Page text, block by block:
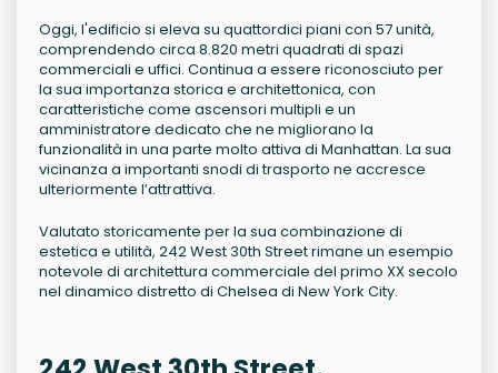
Oggi, l'edificio si eleva su quattordici piani con 57 unità,
comprendendo circa 8.820 metri quadrati di spazi
commerciali e uffici. Continua a essere riconosciuto per
la sua importanza storica e architettonica, con
caratteristiche come ascensori multipli e un
amministratore dedicato che ne migliorano la
funzionalità in una parte molto attiva di Manhattan. La sua
vicinanza a importanti snodi di trasporto ne accresce
ulteriormente l’attrattiva.
Valutato storicamente per la sua combinazione di
estetica e utilità, 242 West 30th Street rimane un esempio
notevole di architettura commerciale del primo XX secolo
nel dinamico distretto di Chelsea di New York City.